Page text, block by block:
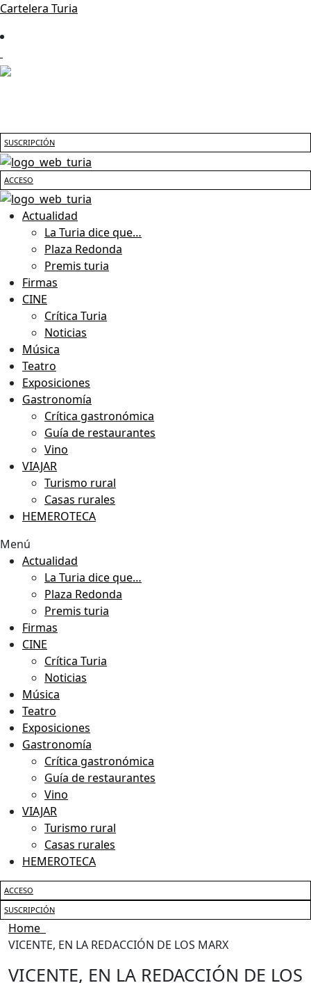
Cartelera Turia
SUSCRIPCIÓN
ACCESO
Actualidad
La Turia dice que…
Plaza Redonda
Premis turia
Firmas
CINE
Crítica Turia
Noticias
Música
Teatro
Exposiciones
Gastronomía
Crítica gastronómica
Guía de restaurantes
Vino
VIAJAR
Turismo rural
Casas rurales
HEMEROTECA
Menú
Actualidad
La Turia dice que…
Plaza Redonda
Premis turia
Firmas
CINE
Crítica Turia
Noticias
Música
Teatro
Exposiciones
Gastronomía
Crítica gastronómica
Guía de restaurantes
Vino
VIAJAR
Turismo rural
Casas rurales
HEMEROTECA
ACCESO
SUSCRIPCIÓN
Home
VICENTE, EN LA REDACCIÓN DE LOS MARX
VICENTE, EN LA REDACCIÓN DE LOS